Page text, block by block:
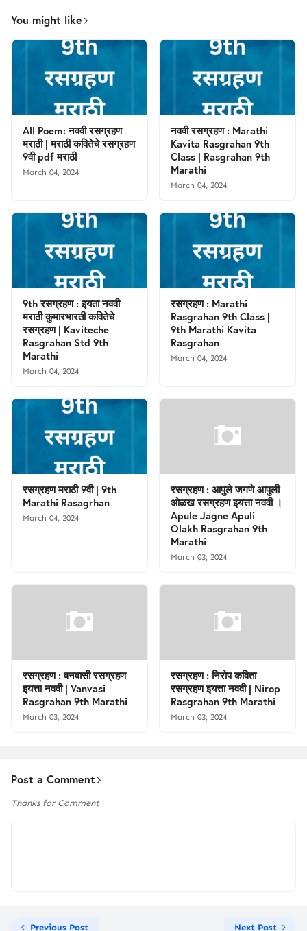
You might like
All Poem: नववी रसग्रहण
मराठी | मराठी कवितेचे रसग्रहण
9वी pdf मराठी
March 04, 2024
नववी रसग्रहण : Marathi
Kavita Rasgrahan 9th
Class | Rasgrahan 9th
Marathi
March 04, 2024
9th रसग्रहण : इयता नववी
मराठी कुमारभारती कवितेचे
रसग्रहण | Kaviteche
Rasgrahan Std 9th
Marathi
March 04, 2024
रसग्रहण : Marathi
Rasgrahan 9th Class |
9th Marathi Kavita
Rasgrahan
March 04, 2024
रसग्रहण मराठी 9वी | 9th
Marathi Rasagrhan
March 04, 2024
रसग्रहण : आपुले जगणे आपुली
ओळख रसग्रहण इयत्ता नववी ।
Apule Jagne Apuli
Olakh Rasgrahan 9th
Marathi
March 03, 2024
रसग्रहण : वनवासी रसग्रहण
इयत्ता नववी | Vanvasi
Rasgrahan 9th Marathi
March 03, 2024
रसग्रहण : निरोप कविता
रसग्रहण इयत्ता नववी | Nirop
Rasgrahan 9th Marathi
March 03, 2024
Post a Comment
Thanks for Comment
Previous Post Next Post